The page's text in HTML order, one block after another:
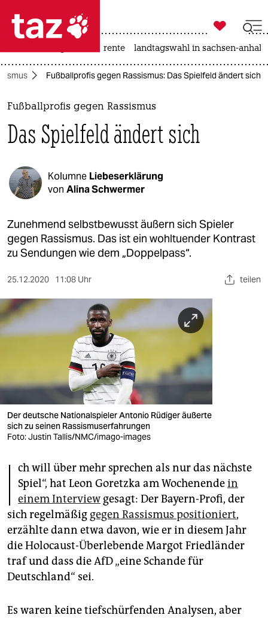
 taz zahl ich
taz zahl ich
themen
politik
öko
gesellschaft
kultur
sport
nord
wahrheit
veranstaltungen
shop
fragen & hilfe
unterstützen
abo
genossenschaft
epaper login

taz zahl ich
rente landtagswahl in sachsen-anhalt
Fußballprofis gegen Rassismus: Das Spielfeld ändert sich
Fußballprofis gegen Rassismus
Das Spielfeld ändert sich
Kolumne Liebeserklärung
von Alina Schwermer
Zunehmend selbstbewusst äußern sich Spieler
gegen Rassismus. Das ist ein wohltuender Kontrast
zu Sendungen wie dem „Doppelpass“.
25.12.2020 11:08 Uhr teilen
Der deutsche Nationalspieler Antonio Rüdiger äußerte
sich zu seinen Rassismuserfahrungen
Foto: Justin Tallis/NMC/imago-images
I ch will über mehr sprechen als nur das nächste
Spiel“, hat Leon Goretzka am Wochenendein
einem Interview gesagt: Der Bayern-Profi, der
sich regelmäßig gegen Rassismus positioniert,
erzählte dann etwa davon, wie er in diesem Jahr
die Holocaust-Überlebende Margot Friedländer
traf und dass die AfD „eine Schande für
Deutschland“ sei.
Es waren keine tiefschürfenden Analysen, aber